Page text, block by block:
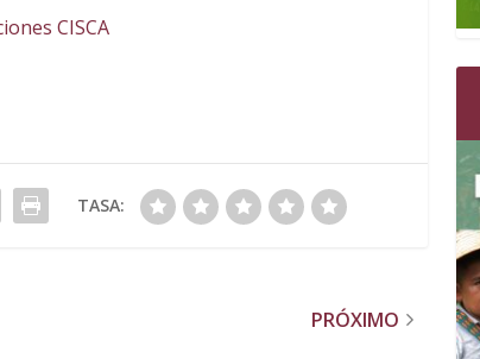
CISCA
TASA:
PRÓXIMO